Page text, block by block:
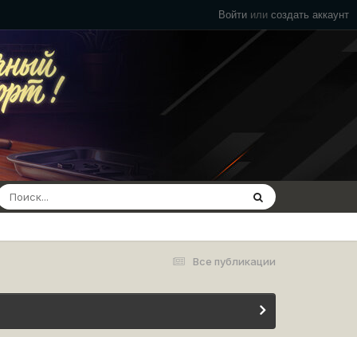
Войти или создать аккаунт
Все публикации